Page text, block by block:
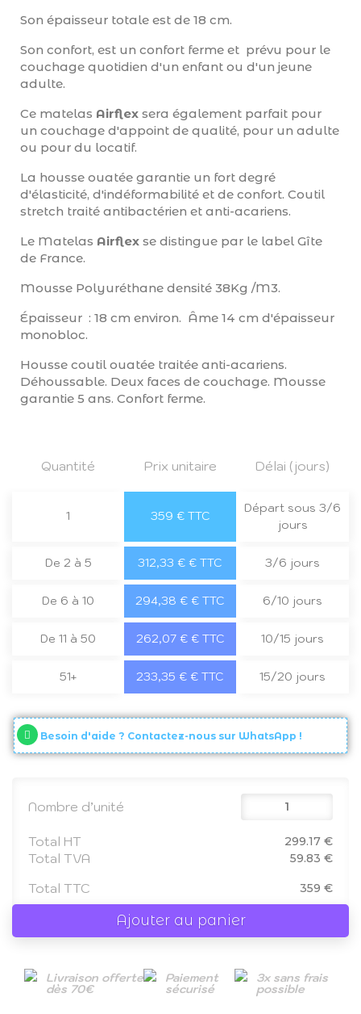
Son épaisseur totale est de 18 cm.
Son confort, est un confort ferme et prévu pour le
couchage quotidien d'un enfant ou d'un jeune
adulte.
Ce matelas Airflex sera également parfait pour
un couchage d'appoint de qualité, pour un adulte
ou pour du locatif.
La housse ouatée garantie un fort degré
d'élasticité, d'indéformabilité et de confort. Coutil
stretch traité antibactérien et anti-acariens.
Le Matelas Airflex se distingue par le label Gîte
de France.
Mousse Polyuréthane densité 38Kg /M3.
Épaisseur : 18 cm environ. Âme 14 cm d'épaisseur
monobloc.
Housse coutil ouatée traitée anti-acariens.
Déhoussable. Deux faces de couchage. Mousse
garantie 5 ans. Confort ferme.
Quantité Prix unitaire Délai (jours)
1 359 € TTC
Départ sous 3/6
jours
De 2 à 5 312,33 € € TTC 3/6 jours
De 6 à 10 294,38 € € TTC 6/10 jours
De 11 à 50 262,07 € € TTC 10/15 jours
51+ 233,35 € € TTC 15/20 jours
Besoin d'aide ? Contactez-nous sur WhatsApp !
Nombre d’unité
Total HT 299.17 €
Total TVA 59.83 €
Total TTC 359 €
Ajouter au panier
Livraison offerte
dès 70€
Paiement
sécurisé
3x sans frais
possible